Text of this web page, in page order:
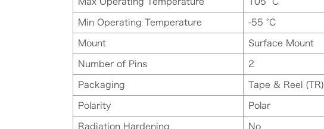
Min Operating Temperature -55 °C
Mount Surface Mount
Number of Pins 2
Packaging Tape & Reel (TR)
Polarity Polar
Radiation Hardening No